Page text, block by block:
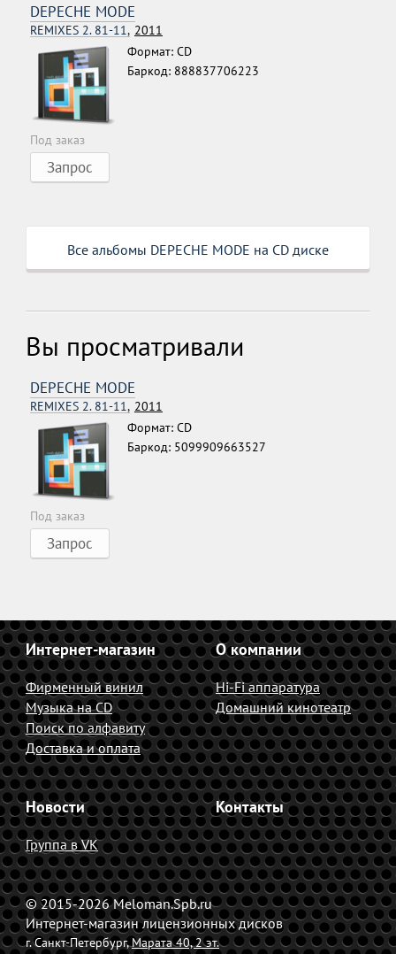
DEPECHE MODE
REMIXES 2. 81-11, 2011
Формат: CD
Баркод: 888837706223
Под заказ
Запрос
Все альбомы DEPECHE MODE на CD диске
Вы просматривали
DEPECHE MODE
REMIXES 2. 81-11, 2011
Формат: CD
Баркод: 5099909663527
Под заказ
Запрос
Интернет-магазин
Фирменный винил
Музыка на CD
Поиск по алфавиту
Доставка и оплата
О компании
Hi-Fi аппаратура
Домашний кинотеатр
Новости
Группа в VK
Контакты
© 2015-2026 Meloman.Spb.ru
Интернет-магазин лицензионных дисков
г. Санкт-Петербург,Марата 40, 2 эт.